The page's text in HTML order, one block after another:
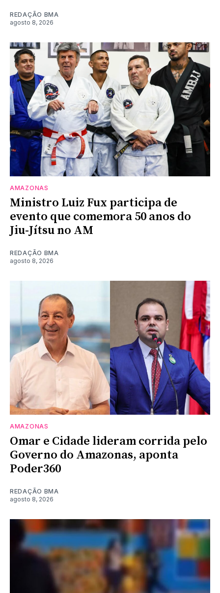
REDAÇÃO BMA
agosto 8, 2026
AMAZONAS
Ministro Luiz Fux participa de
evento que comemora 50 anos do
Jiu-Jítsu no AM
REDAÇÃO BMA
agosto 8, 2026
AMAZONAS
Omar e Cidade lideram corrida pelo
Governo do Amazonas, aponta
Poder360
REDAÇÃO BMA
agosto 8, 2026